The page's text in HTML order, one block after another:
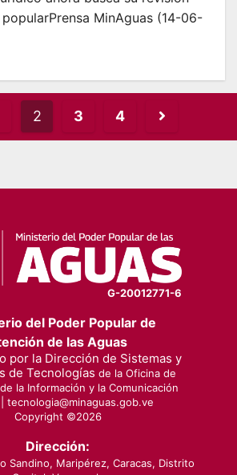
MinAguas (14-06-
2 3 4
G-20012771-6
del Poder Popular de
de las Aguas
por la Dirección de Sistemas y
de Tecnologías de la Oficina de
la Información y la Comunicación
tecnologia@minaguas.gob.ve
Copyright ©2026
Dirección:
Sandino, Maripérez, Caracas, Distrito